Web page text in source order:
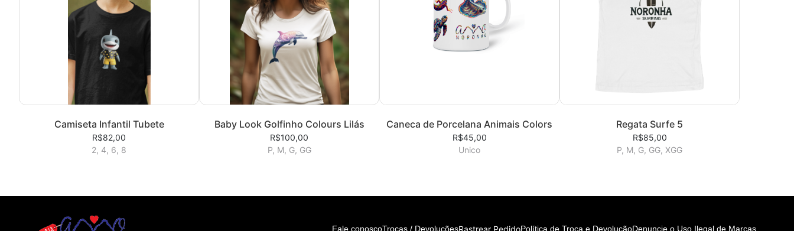
Camiseta Infantil Tubete
R$82,00
2, 4, 6, 8
Baby Look Golfinho Colours Lilás
R$100,00
P, M, G, GG
Caneca de Porcelana Animais Colors
R$45,00
Unico
Regata Surfe 5
R$85,00
P, M, G, GG, XGG
Fale conoscoTrocas / DevoluçõesRastrear PedidoPolítica de Troca e DevoluçãoDenuncie o Uso Ilegal de Marcas